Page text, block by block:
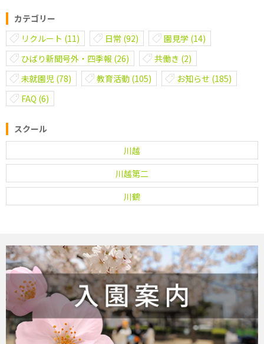
カテゴリー
リクルート (11) 日常 (92) 園見学 (14)
ひばり新聞号外・四季報 (26) 共働き (2)
未就園児 (78) 教育活動 (105) お知らせ (185)
FAQ (6)
スクール
川越
川越第二
川鶴